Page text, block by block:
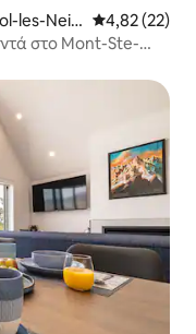
les-Neig Μέση
4,82 (22)
στο Mont-Ste-